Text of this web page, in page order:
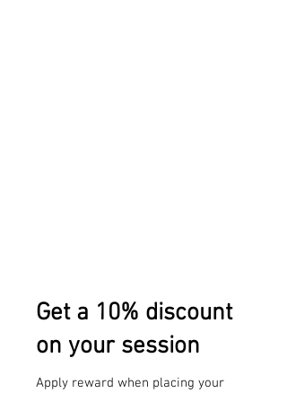
Get a 10% discount
on your session
Apply reward when placing your